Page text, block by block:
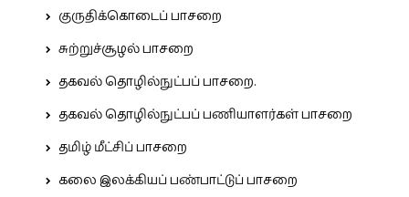
குருதிக்கொடைப் பாசறை
சுற்றுச்சூழல் பாசறை
தகவல் தொழில்நுட்பப் பாசறை.
தகவல் தொழில்நுட்பப் பணியாளர்கள் பாசறை
தமிழ் மீட்சிப் பாசறை
கலை இலக்கியப் பண்பாட்டுப் பாசறை